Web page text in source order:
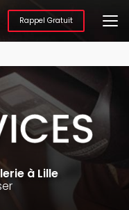
Rappel Gratuit
à Lille